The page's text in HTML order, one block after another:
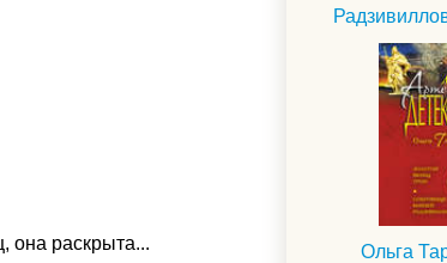
она раскрыта...
Ольга